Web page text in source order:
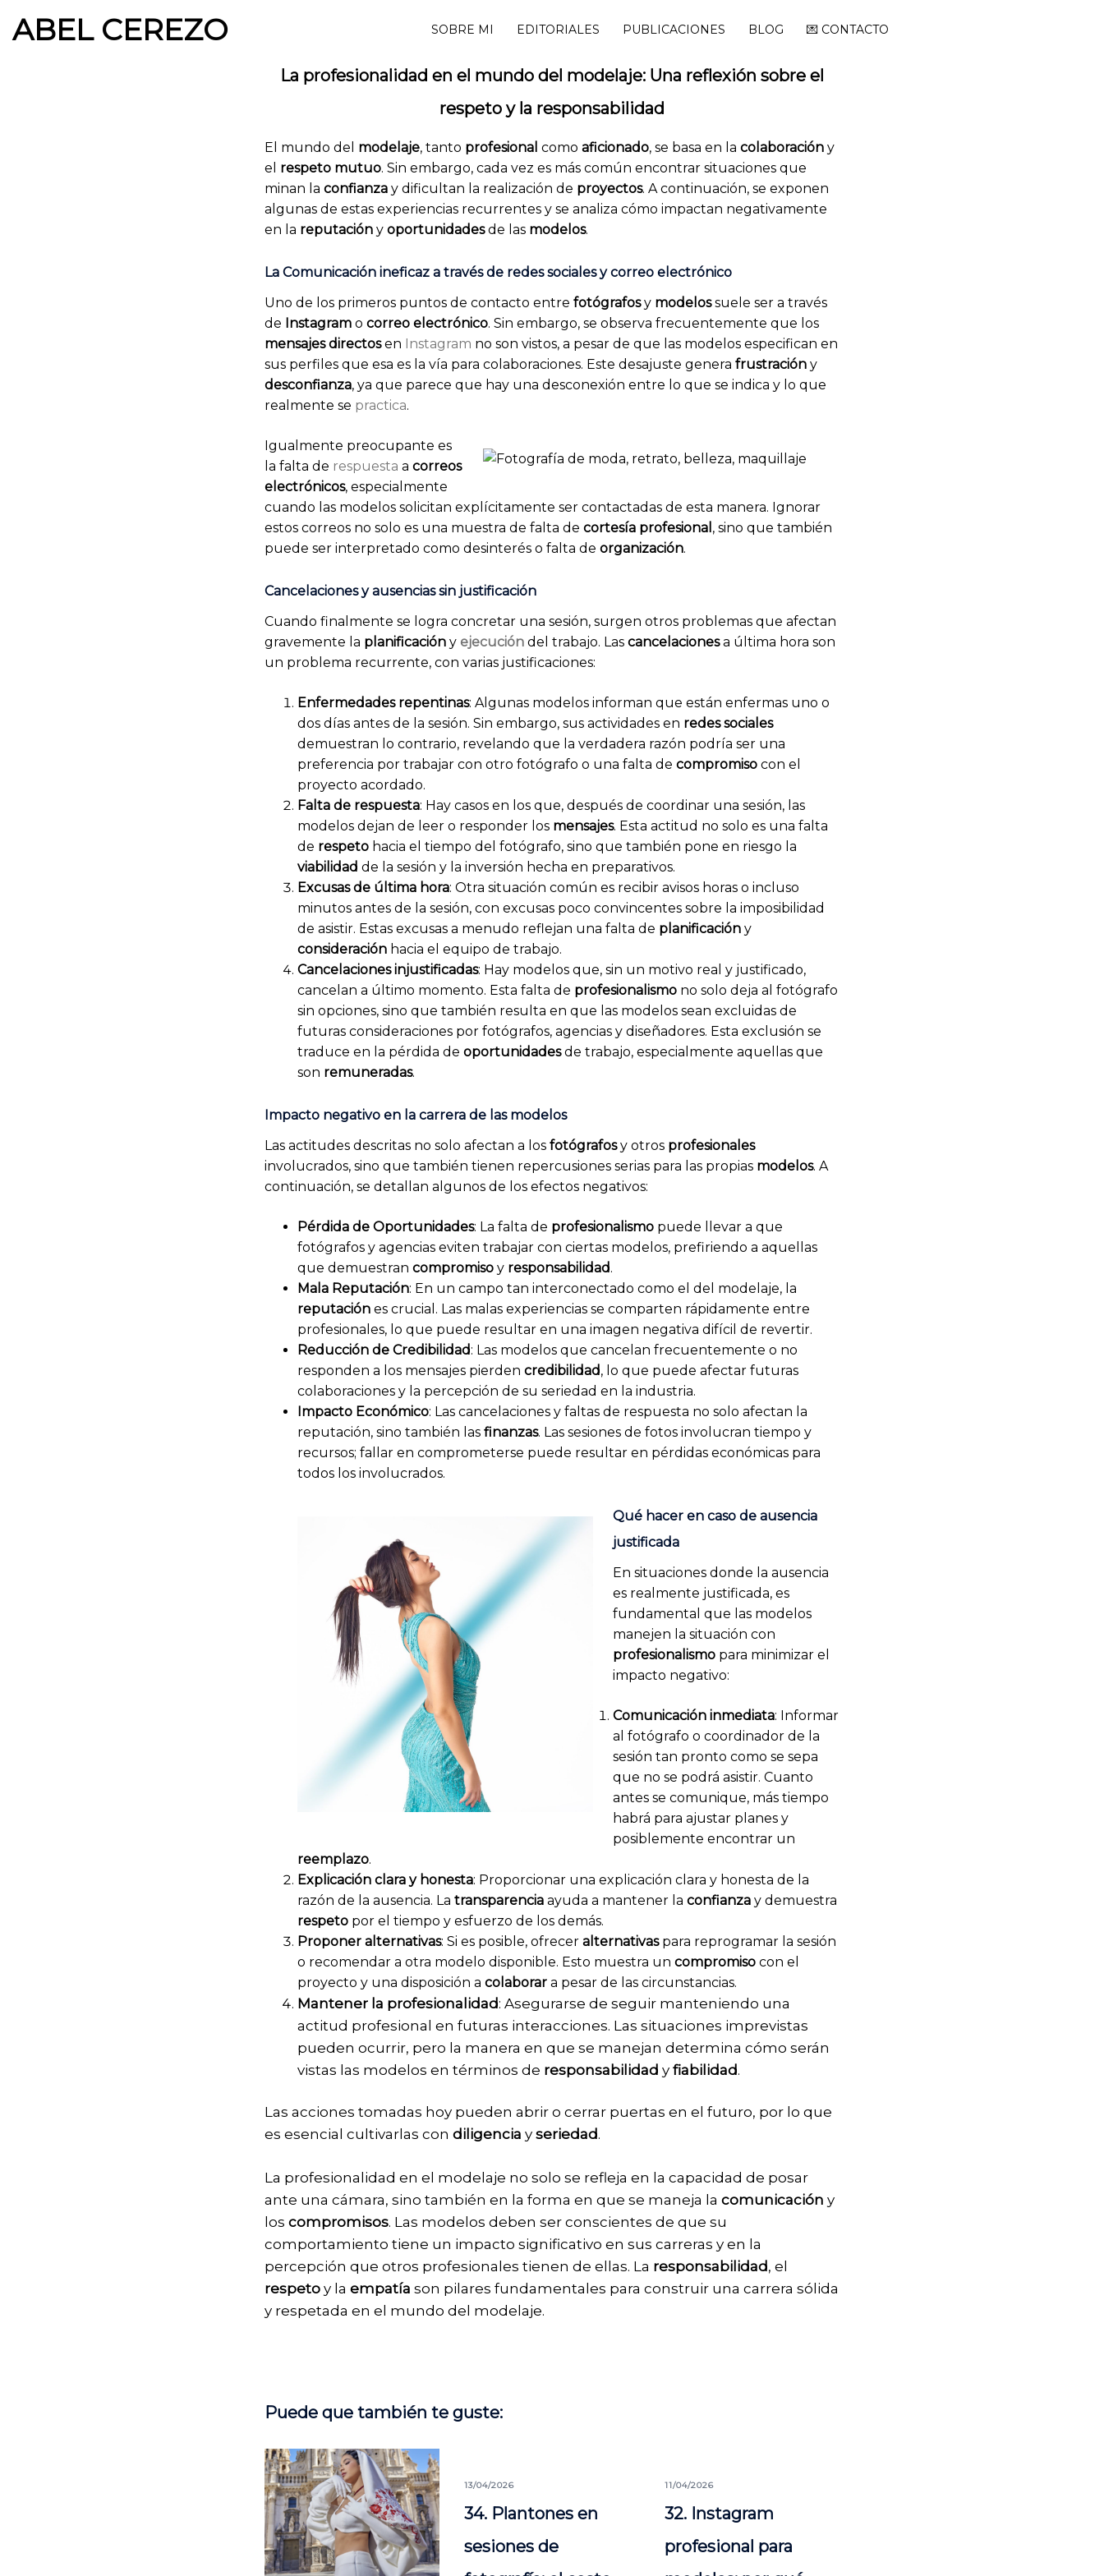
ABEL CEREZO SOBRE MI EDITORIALES PUBLICACIONES BLOG 💌 CONTACTO
La profesionalidad en el mundo del modelaje: Una reflexión sobre el
respeto y la responsabilidad
El mundo del modelaje, tanto profesional como aficionado, se basa en la colaboración y
el respeto mutuo. Sin embargo, cada vez es más común encontrar situaciones que
minan la confianza y dificultan la realización de proyectos. A continuación, se exponen
algunas de estas experiencias recurrentes y se analiza cómo impactan negativamente
en la reputación y oportunidadesde las modelos.
La Comunicación ineficaz a través de redes sociales y correo electrónico
Uno de los primeros puntos de contacto entre fotógrafosy modelossuele ser a través
de Instagram o correo electrónico. Sin embargo, se observa frecuentemente que los
mensajes directosen Instagram no son vistos, a pesar de que las modelos especifican en
sus perfiles que esa es la vía para colaboraciones. Este desajuste genera frustración y
desconfianza, ya que parece que hay una desconexión entre lo que se indica y lo que
realmente se practica.
Igualmente preocupante es
la falta de respuesta a correos
electrónicos, especialmente
cuando las modelos solicitan explícitamente ser contactadas de esta manera. Ignorar
estos correos no solo es una muestra de falta de cortesía profesional , sino que también
puede ser interpretado como desinterés o falta de organización.
Cancelaciones y ausencias sin justificación
Cuando finalmente se logra concretar una sesión, surgen otros problemas que afectan
gravemente la planificación y ejecución del trabajo. Las cancelacionesa última hora son
un problema recurrente, con varias justificaciones:
Enfermedades repentinas: Algunas modelos informan que están enfermas uno o
dos días antes de la sesión. Sin embargo, sus actividades en redes sociales
demuestran lo contrario, revelando que la verdadera razón podría ser una
preferencia por trabajar con otro fotógrafo o una falta de compromiso con el
proyecto acordado.
Falta de respuesta: Hay casos en los que, después de coordinar una sesión, las
modelos dejan de leer o responder los mensajes. Esta actitud no solo es una falta
de respeto hacia el tiempo del fotógrafo, sino que también pone en riesgo la
viabilidad de la sesión y la inversión hecha en preparativos.
Excusas de última hora: Otra situación común es recibir avisos horas o incluso
minutos antes de la sesión, con excusas poco convincentes sobre la imposibilidad
de asistir. Estas excusas a menudo reflejan una falta de planificación y
consideración hacia el equipo de trabajo.
Cancelaciones injustificadas: Hay modelos que, sin un motivo real y justificado,
cancelan a último momento. Esta falta de profesionalismo no solo deja al fotógrafo
sin opciones, sino que también resulta en que las modelos sean excluidas de
futuras consideraciones por fotógrafos, agencias y diseñadores. Esta exclusión se
traduce en la pérdida de oportunidadesde trabajo, especialmente aquellas que
son remuneradas.
Impacto negativo en la carrera de las modelos
Las actitudes descritas no solo afectan a los fotógrafosy otros profesionales
involucrados, sino que también tienen repercusiones serias para las propias modelos. A
continuación, se detallan algunos de los efectos negativos:
Pérdida de Oportunidades: La falta de profesionalismo puede llevar a que
fotógrafos y agencias eviten trabajar con ciertas modelos, prefiriendo a aquellas
que demuestran compromiso y responsabilidad.
Mala Reputación: En un campo tan interconectado como el del modelaje, la
reputación es crucial. Las malas experiencias se comparten rápidamente entre
profesionales, lo que puede resultar en una imagen negativa difícil de revertir.
Reducción de Credibilidad: Las modelos que cancelan frecuentemente o no
responden a los mensajes pierden credibilidad, lo que puede afectar futuras
colaboraciones y la percepción de su seriedad en la industria.
Impacto Económico: Las cancelaciones y faltas de respuesta no solo afectan la
reputación, sino también las finanzas. Las sesiones de fotos involucran tiempo y
recursos; fallar en comprometerse puede resultar en pérdidas económicas para
todos los involucrados.
Qué hacer en caso de ausencia
justificada
En situaciones donde la ausencia
es realmente justificada, es
fundamental que las modelos
manejen la situación con
profesionalismo para minimizar el
impacto negativo:
Comunicación inmediata: Informar
al fotógrafo o coordinador de la
sesión tan pronto como se sepa
que no se podrá asistir. Cuanto
antes se comunique, más tiempo
habrá para ajustar planes y
posiblemente encontrar un
reemplazo.
Explicación clara y honesta: Proporcionar una explicación clara y honesta de la
razón de la ausencia. La transparencia ayuda a mantener la confianza y demuestra
respeto por el tiempo y esfuerzo de los demás.
Proponer alternativas: Si es posible, ofrecer alternativaspara reprogramar la sesión
o recomendar a otra modelo disponible. Esto muestra un compromiso con el
proyecto y una disposición a colaborar a pesar de las circunstancias.
Mantener la profesionalidad: Asegurarse de seguir manteniendo una
actitud profesional en futuras interacciones. Las situaciones imprevistas
pueden ocurrir, pero la manera en que se manejan determina cómo serán
vistas las modelos en términos de responsabilidad y fiabilidad.
Las acciones tomadas hoy pueden abrir o cerrar puertas en el futuro, por lo que
es esencial cultivarlas con diligencia y seriedad.
La profesionalidad en el modelaje no solo se refleja en la capacidad de posar
ante una cámara, sino también en la forma en que se maneja la comunicación y
los compromisos. Las modelos deben ser conscientes de que su
comportamiento tiene un impacto significativo en sus carreras y en la
percepción que otros profesionales tienen de ellas. La responsabilidad, el
respeto y la empatía son pilares fundamentales para construir una carrera sólida
y respetada en el mundo del modelaje.
Puede que también te guste:
13/04/2026
34. Plantones en
sesiones de
11/04/2026
32. Instagram
profesional para